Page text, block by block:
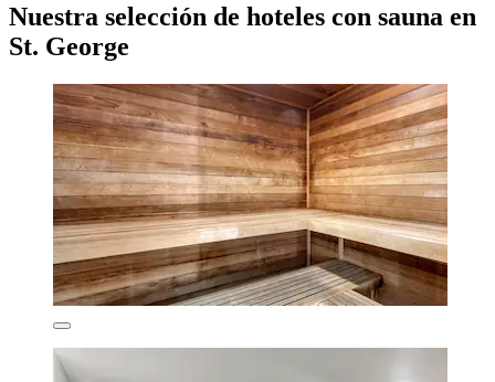
Nuestra selección de hoteles con sauna en
St. George